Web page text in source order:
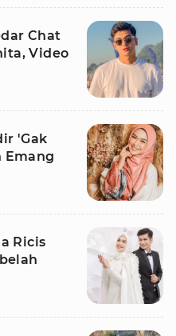
Chat
Video
'Gak
Emang
Ricis